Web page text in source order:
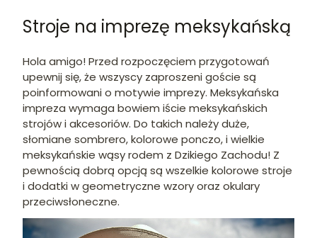
Stroje na imprezę meksykańską
Hola amigo! Przed rozpoczęciem przygotowań
upewnij się, że wszyscy zaproszeni goście są
poinformowani o motywie imprezy. Meksykańska
impreza wymaga bowiem iście meksykańskich
strojów i akcesoriów. Do takich należy duże,
słomiane sombrero, kolorowe ponczo, i wielkie
meksykańskie wąsy rodem z Dzikiego Zachodu! Z
pewnością dobrą opcją są wszelkie kolorowe stroje
i dodatki w geometryczne wzory oraz okulary
przeciwsłoneczne.